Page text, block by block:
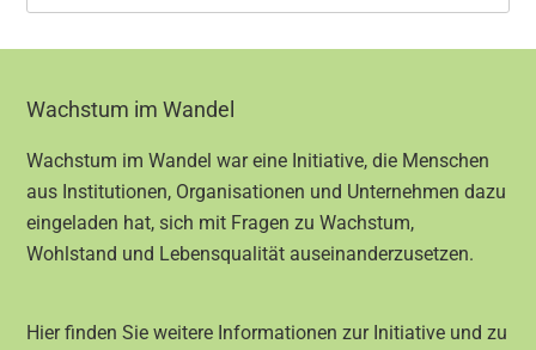
Footer
Wachstum im Wandel
Wachstum im Wandel war eine Initiative, die Menschen
aus Institutionen, Organisationen und Unternehmen dazu
eingeladen hat, sich mit Fragen zu Wachstum,
Wohlstand und Lebensqualität auseinanderzusetzen.
Hier finden Sie weitere Informationen zur Initiative und zu